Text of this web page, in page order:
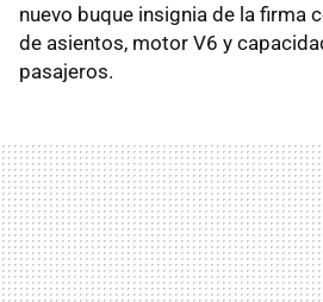
nuevo buque insignia de la firma
de asientos, motor V6 y
pasajeros.